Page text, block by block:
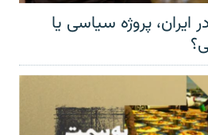
ایران، پروژه سیاسی یا